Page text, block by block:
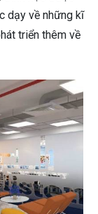
dạy về những kĩ
triển thêm về